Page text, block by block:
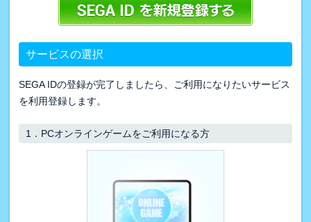
サービスの選択
SEGA IDの登録が完了しましたら、ご利用になりたいサービス
を利用登録します。
1． PCオンラインゲームをご利用になる方